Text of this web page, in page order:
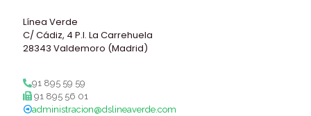
Línea Verde
C/ Cádiz, 4 P.I. La Carrehuela
28343 Valdemoro (Madrid)
91 895 59 59
91 895 56 01
administracion@dslineaverde.com